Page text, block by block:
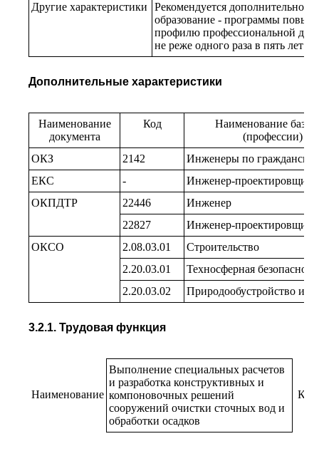
Другие характеристики
Рекомендуется дополнительное
образование - программы
профилю профессиональной
не реже одного раза в пять лет
Дополнительные характеристики
Наименование
документа
Код
Наименование
(профессии)
ОКЗ
2142
Инженеры по
ЕКС
-
Инженер-проектировщик
ОКПДТР
22446
Инженер
22827
Инженер-проектировщик
ОКСО
2.08.03.01
Строительство
2.20.03.01
Техносферная
2.20.03.02
Природообустройство и
3.2.1. Трудовая функция
Наименование
Выполнение специальных расчетов
и разработка конструктивных и
компоновочных решений
сооружений очистки сточных вод и
обработки осадков
Код